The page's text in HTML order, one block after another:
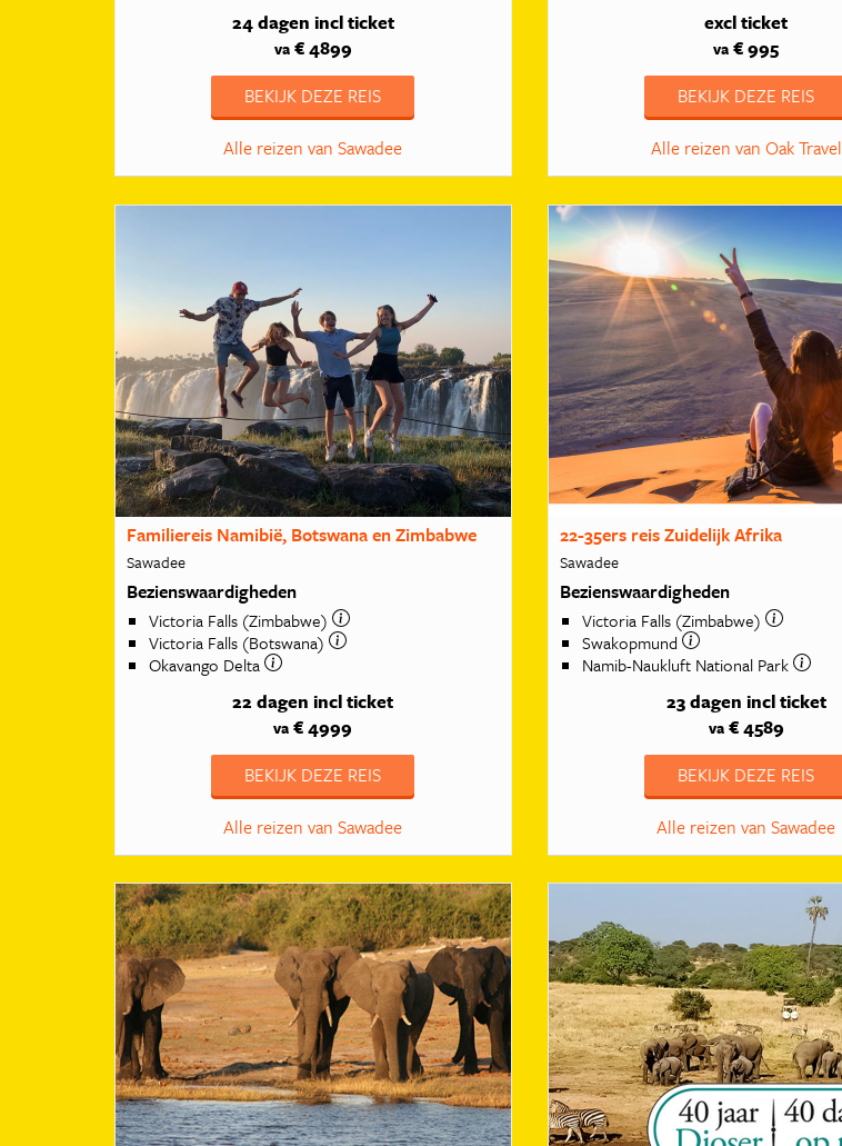
24 dagen incl ticket
va€ 4899
BEKIJK DEZE REIS
Alle reizen van Sawadee
excl ticket
va € 995
BEKIJK DEZE REIS
Alle reizen van Oak Travel
Familiereis Namibië, Botswana en Zimbabwe
Sawadee
Bezienswaardigheden
Victoria Falls (Zimbabwe)
Victoria Falls (Botswana)
Okavango Delta
22 dagen incl ticket
va € 4999
BEKIJK DEZE REIS
Alle reizen van Sawadee
22-35ers reis Zuidelijk Afrika
Sawadee
Bezienswaardigheden
Victoria Falls (Zimbabwe)
Swakopmund
Namib-Naukluft National Park
23 dagen incl ticket
va€ 4589
BEKIJK DEZE REIS
Alle reizen van Sawadee